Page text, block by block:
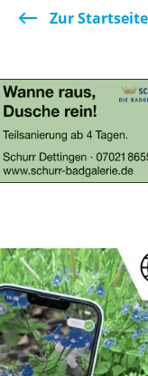
Zur Startseite